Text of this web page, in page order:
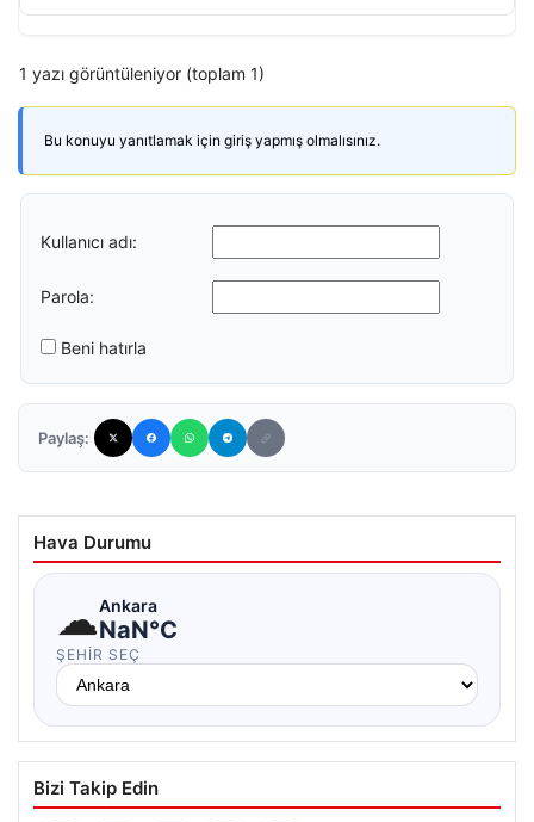
1 yazı görüntüleniyor (toplam 1)
Bu konuyu yanıtlamak için giriş yapmış olmalısınız.
Kullanıcı adı:
Parola:
Beni hatırla
Paylaş:
Hava Durumu
☁Ankara
NaN°C
ŞEHIR SEÇ
Bizi Takip Edin